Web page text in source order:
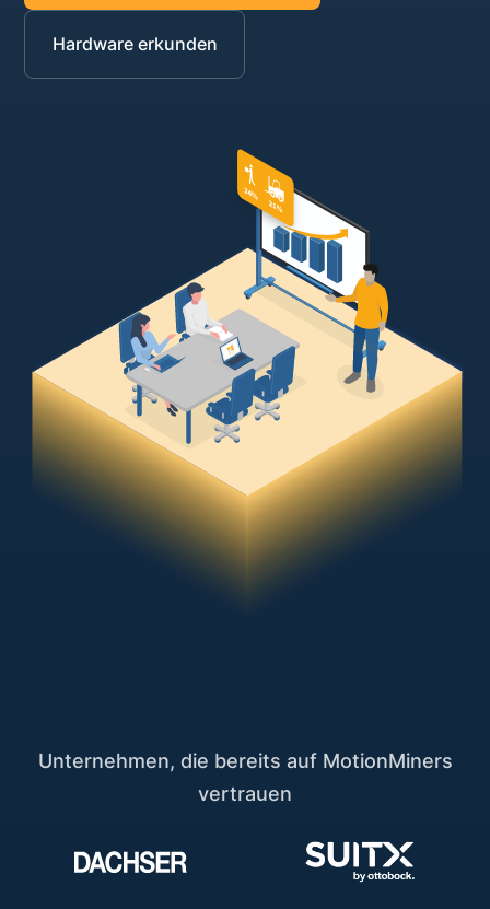
Hardware erkunden
Unternehmen, die bereits auf MotionMiners
vertrauen